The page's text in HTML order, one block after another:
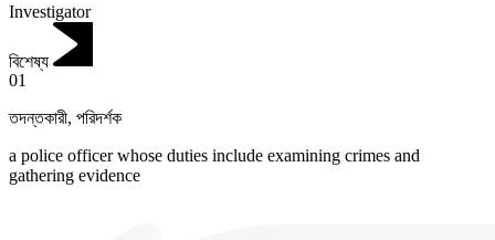
Investigator
বিশেষ্য
01
তদন্তকারী, পরিদর্শক
a police officer whose duties include examining crimes and
gathering evidence